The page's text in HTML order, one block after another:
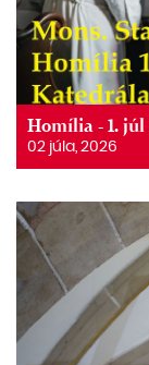
Homília - 1.
02 júla, 2026